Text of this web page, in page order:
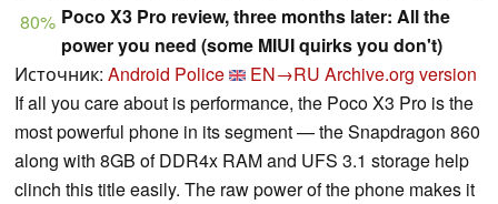
80% Poco X3 Pro review, three months later: All the
power you need (some MIUI quirks you don't)
Источник: Android Police EN→RU Archive.org version
If all you care about is performance, the Poco X3 Pro is the
most powerful phone in its segment — the Snapdragon 860
along with 8GB of DDR4x RAM and UFS 3.1 storage help
clinch this title easily. The raw power of the phone makes it